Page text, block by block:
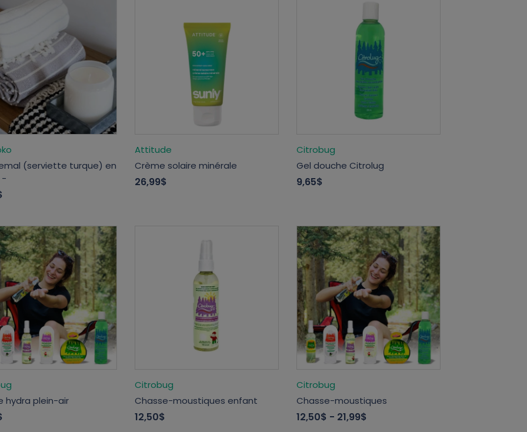
(serviette turque) en
-
Attitude
Crème solaire minérale
26,99$
Citrobug
Gel douche Citrolug
9,65$
hydra plein-air
Citrobug
Chasse-moustiques enfant
12,50$
Citrobug
Chasse-moustiques
12,50$ - 21,99$